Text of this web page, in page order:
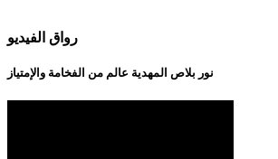
رواق الفيديو
نور بلاص المهدية عالم من الفخامة والإمتياز